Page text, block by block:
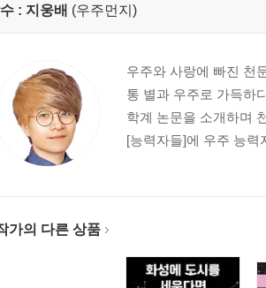
: 지웅배 (우주먼지)
우주와 사랑에 빠진 천
통 별과 우주로 가득하
학계 논문을 소개하며
[능력자들]에 우주 능력
가의 다른 상품